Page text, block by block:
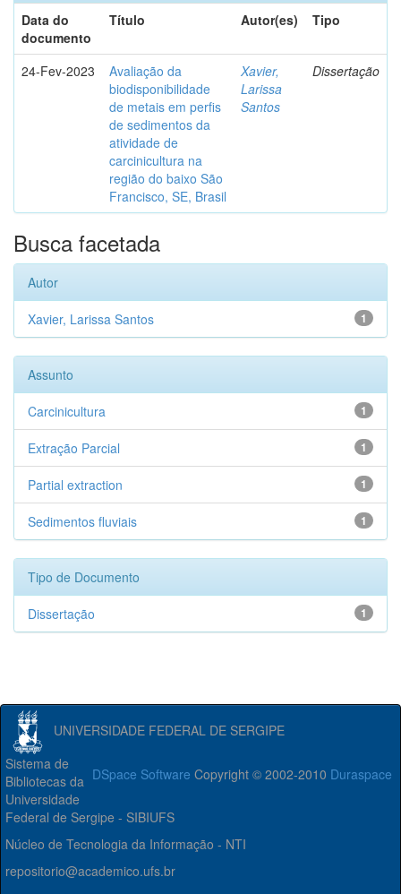
Data do
documento
Título Autor(es) Tipo
24-Fev-2023
Avaliação da
biodisponibilidade
de metais em perfis
de sedimentos da
atividade de
carcinicultura na
região do baixo São
Francisco, SE, Brasil
Xavier,
Larissa
Santos
Dissertação
Busca facetada
Autor
1
Xavier, Larissa Santos
Assunto
1
Carcinicultura
1
Extração Parcial
1
Partial extraction
1
Sedimentos fluviais
Tipo de Documento
1
Dissertação
UNIVERSIDADE FEDERAL DE SERGIPE
DSpace Software Copyright © 2002-2010 Duraspace
Sistema de
Bibliotecas da
Universidade
Federal de Sergipe - SIBIUFS
Núcleo de Tecnologia da Informação - NTI
repositorio@academico.ufs.br